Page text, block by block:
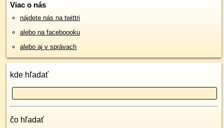
Viac o nás
nájdete nás na twittri
alebo na faceboooku
alebo aj v správach
kde hľadať
čo hľadať